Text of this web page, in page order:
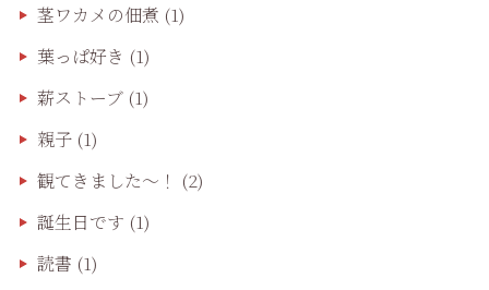
茎ワカメの佃煮 (1)
葉っぱ好き (1)
薪ストーブ(1)
親子(1)
観てきました〜！ (2)
誕生日です (1)
読書 (1)